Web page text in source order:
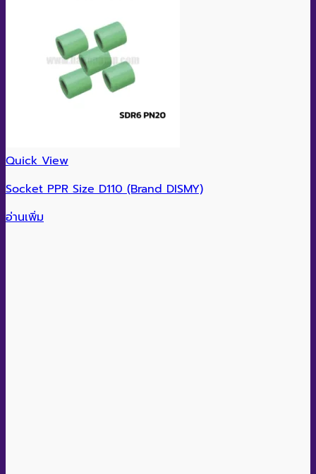
Quick View
Socket PPR Size D110 (Brand DISMY)
อ่านเพิ่ม